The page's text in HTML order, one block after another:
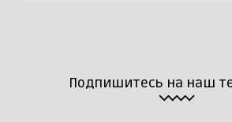
Подпишитесь на наш